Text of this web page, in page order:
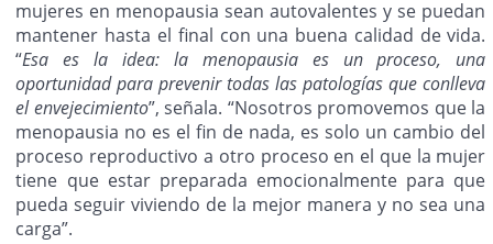
mujeres en menopausia sean autovalentes y se puedan
mantener hasta el final con una buena calidad de vida.
“Esa es la idea: la menopausia es un proceso, una
oportunidad para prevenir todas las patologías que conlleva
el envejecimiento”, señala. “Nosotros promovemos que la
menopausia no es el fin de nada, es solo un cambio del
proceso reproductivo a otro proceso en el que la mujer
tiene que estar preparada emocionalmente para que
pueda seguir viviendo de la mejor manera y no sea una
carga”.